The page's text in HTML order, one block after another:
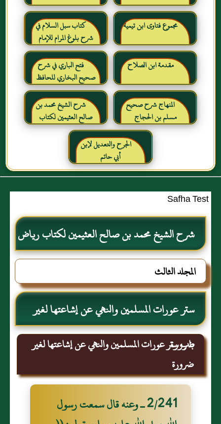
مجموع فتاوى ابن تيمية
كتاب سبل السلام في
شرح بلوغ المرام للإمام
الصنعاني رحمه الله
مقدمة ابن الصلاح
فتح الباري في شرح
صحيح البخاري للحافظ
ابن حجر العسقلاني
المنهاج شرح صحيح
مسلم بن الحجاج
شرح الشيخ محمد بن
صالح العثيمين لكتاب
رياض الصالحين للإمام
النووي رحمهم الله تعالىالجرح والتعديل لإبن
أبي حاتم
Safha Test
شرح الشيخ محمد بن صالح العثيمين لكتاب رياض
الصالحين للإمام النووي رحمهم الله تعالى
المجلد الثالث
ستر عورات المسلمين والنهي عن إشاعتها لغير
ضرورة
باب ستر عورات المسلمين والنهي عن إشاعتها لغير
ضرورة
2/241 ـ وعنه قال سمعت رسول